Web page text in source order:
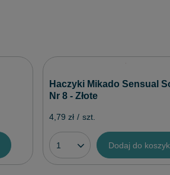
Haczyki Mikado Sensual
Nr 8 - Złote
4,79 zł / szt.
Dodaj do